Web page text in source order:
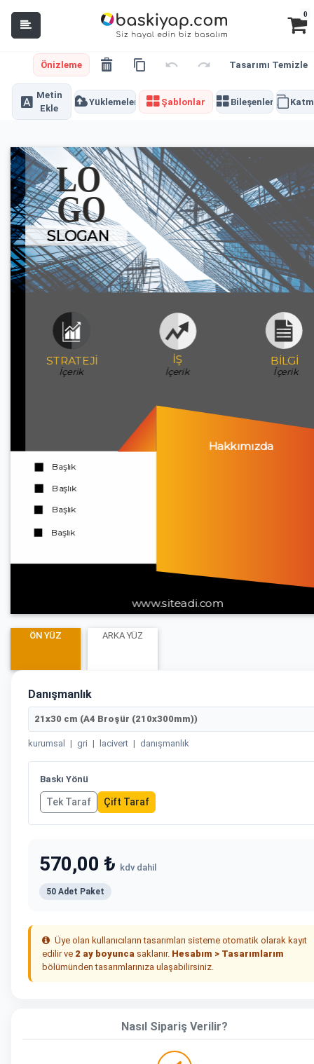
0
Önizleme Tasarımı Temizle
Metin
Ekle
Yüklemeler Şablonlar Bileşenler
ÖN YÜZ ARKA YÜZ
Danışmanlık
21x30 cm (A4 Broşür (210x300mm))
kurumsal | gri | lacivert | danışmanlık
Baskı Yönü
Tek Taraf Çift Taraf
570,00 ₺ kdv dahil
50 Adet Paket
Üye olan kullanıcıların tasarımları sisteme otomatik olarak kayıt
edilir ve 2 ay boyunca saklanır. Hesabım > Tasarımlarım
bölümünden tasarımlarınıza ulaşabilirsiniz.
Nasıl Sipariş Verilir?